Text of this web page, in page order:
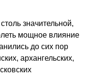
значительной,
мощное влияние
до сих пор
архангельских,